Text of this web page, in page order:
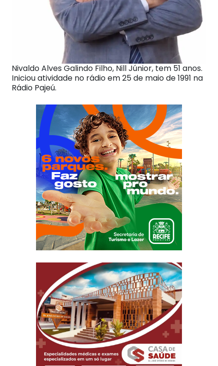
Nivaldo Alves Galindo Filho, Nill Júnior, tem 51 anos.
Iniciou atividade no rádio em 25 de maio de 1991 na
Rádio Pajeú.